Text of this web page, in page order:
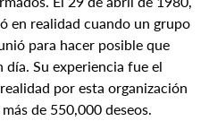
en realidad cuando un grupo
para hacer posible que
Su experiencia fue el
por esta organización
de 550,000 deseos.